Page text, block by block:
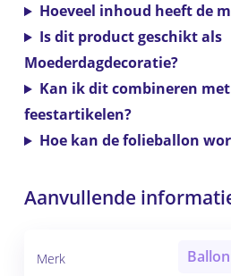
Hoeveel inhoud heeft de
Is dit product geschikt als
Moederdagdecoratie?
Kan ik dit combineren
feestartikelen?
Hoe kan de folieballon
Aanvullende
Merk